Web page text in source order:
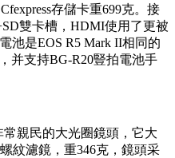
存儲卡重699克。接
雙卡槽，HDMI使用了更被
池是EOS R5 Mark II相同的
并支持BG-R20豎拍電池手
常親民的大光圈鏡頭，它大
紋濾鏡，重346克，鏡頭采